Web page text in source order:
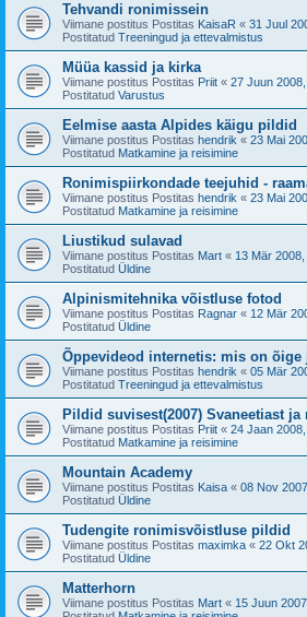
Tehvandi ronimissein
Viimane postitus Postitas KaisaR « 31 Juul
Postitatud Treeningud ja ettevalmistus
Müüa kassid ja kirka
Viimane postitus Postitas Priit « 27 Juun
Postitatud Varustus
Eelmise aasta Alpides käigu pildid
Viimane postitus Postitas hendrik « 23 Mai
Postitatud Matkamine ja reisimine
Ronimispiirkondade teejuhid -
Viimane postitus Postitas hendrik « 23 Mai
Postitatud Matkamine ja reisimine
Liustikud sulavad
Viimane postitus Postitas Mart « 13 Mär
Postitatud Üldine
Alpinismitehnika võistluse fotod
Viimane postitus Postitas Ragnar « 12 Mär
Postitatud Üldine
Õppevideod internetis: mis on õige
Viimane postitus Postitas hendrik « 05 Mär
Postitatud Treeningud ja ettevalmistus
Pildid suvisest(2007) Svaneetiast ja
Viimane postitus Postitas Priit « 24 Jaan
Postitatud Matkamine ja reisimine
Mountain Academy
Viimane postitus Postitas Kaisa « 08 Nov
Postitatud Üldine
Tudengite ronimisvõistluse pildid
Viimane postitus Postitas maximka « 22 Okt
Postitatud Üldine
Matterhorn
Viimane postitus Postitas Mart « 15 Juun